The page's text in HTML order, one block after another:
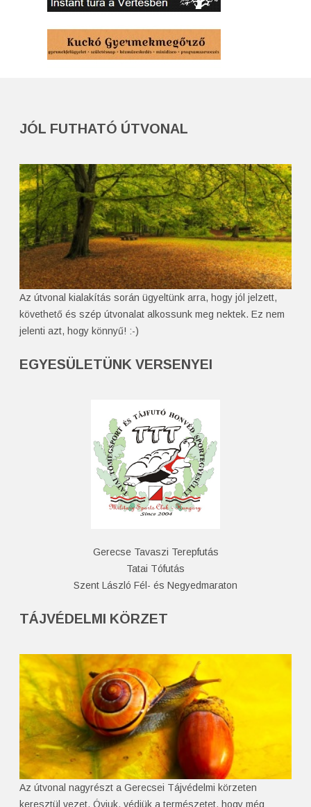
JÓL FUTHATÓ ÚTVONAL
Az útvonal kialakítás során ügyeltünk arra, hogy jól jelzett,
követhető és szép útvonalat alkossunk meg nektek. Ez nem
jelenti azt, hogy könnyű! :-)
EGYESÜLETÜNK VERSENYEI
Gerecse Tavaszi Terepfutás
Tatai Tófutás
Szent László Fél- és Negyedmaraton
TÁJVÉDELMI KÖRZET
Az útvonal nagyrészt a Gerecsei Tájvédelmi körzeten
keresztül vezet. Óvjuk, védjük a természetet, hogy még